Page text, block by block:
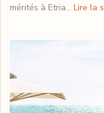
mérités à Etria… Lire la